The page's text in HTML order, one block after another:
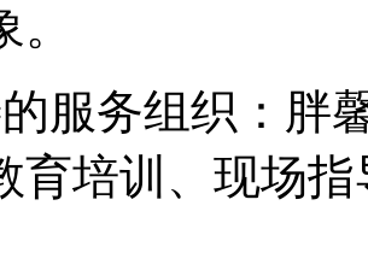
服务组织：胖
育培训、现场